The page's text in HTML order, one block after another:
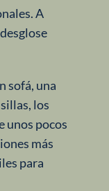
A
sofá, una
los
unos pocos
más
para